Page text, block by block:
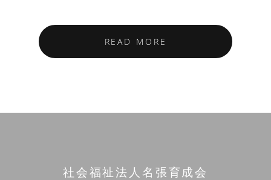
READ MORE
社会福祉法人名張育成会